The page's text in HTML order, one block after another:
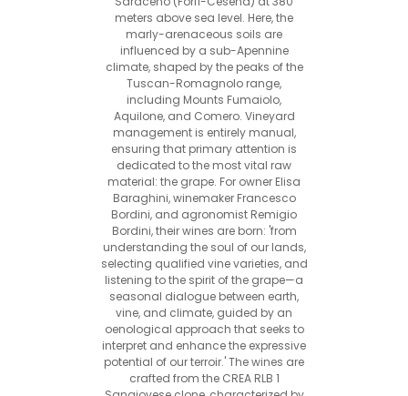
meters above sea level. Here, the
marly-arenaceous soils are
influenced by a sub-Apennine
climate, shaped by the peaks of the
Tuscan-Romagnolo range,
including Mounts Fumaiolo,
Aquilone, and Comero. Vineyard
management is entirely manual,
ensuring that primary attention is
dedicated to the most vital raw
material: the grape. For owner Elisa
Baraghini, winemaker Francesco
Bordini, and agronomist Remigio
Bordini, their wines are born: 'from
understanding the soul of our lands,
selecting qualified vine varieties, and
listening to the spirit of the grape—a
seasonal dialogue between earth,
vine, and climate, guided by an
oenological approach that seeks to
interpret and enhance the expressive
potential of our terroir.' The wines are
crafted from the CREA RLB 1